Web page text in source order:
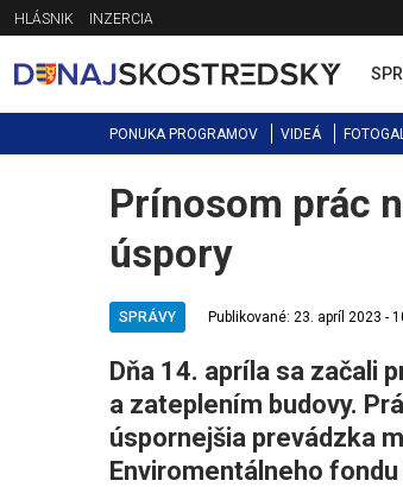
Jump
to
navigation
HLÁSNIK INZERCIA
PONUKA PROGRAMOV VIDEÁ
Back
to
top
Prínosom prác
úspory
SPRÁVY Publikované: 23. apríl 2023 -
Dňa 14. apríla sa začali
a zateplením budovy.
úspornejšia prevádzka
Enviromentálneho